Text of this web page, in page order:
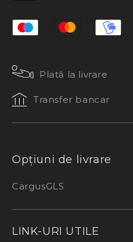
Plată la livrare
Transfer bancar
Opțiuni de livrare
CargusGLS
LINK-URI UTILE